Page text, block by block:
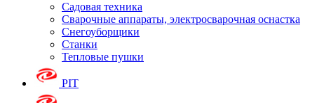
Садовая техника
Сварочные аппараты, электросварочная оснастка
Снегоуборщики
Станки
Тепловые пушки
PIT